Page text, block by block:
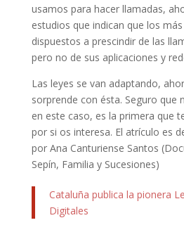
usamos para hacer llamadas,
estudios que indican que los
dispuestos a prescindir de las
pero no de sus aplicaciones y
Las leyes se van adaptando,
sorprende con ésta. Seguro que
en este caso, es la primera que
por si os interesa. El atrículo es
por Ana Canturiense Santos
Sepín, Familia y Sucesiones)
Cataluña publica la pionera
Digitales